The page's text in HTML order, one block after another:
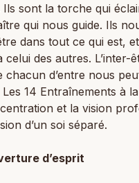
Ils sont la torche qui
qui nous guide. Ils
dans tout ce qui est,
des autres. L’inter-
chacun d’entre nous
14 Entraînements à
et la vision
d’un soi séparé.
d’esprit